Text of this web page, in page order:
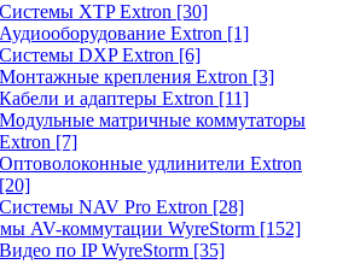
Системы XTP Extron [30]
Аудиооборудование Extron [1]
Системы DXP Extron [6]
Монтажные крепления Extron [3]
Кабели и адаптеры Extron [11]
Модульные матричные коммутаторы
Extron [7]
Оптоволоконные удлинители Extron
[20]
Системы NAV Pro Extron [28]
AV-коммутации WyreStorm [152]
Видео по IP WyreStorm [35]